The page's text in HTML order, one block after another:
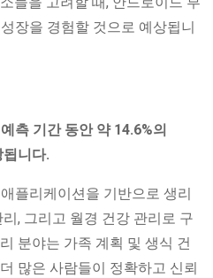
장을 경험할 것으로 예상됩니
측 기간 동안 약 14.6%의
니다.
플리케이션을 기반으로 생리
, 그리고 월경 건강 관리로 구
분야는 가족 계획 및 생식 건
많은 사람들이 정확하고 신뢰